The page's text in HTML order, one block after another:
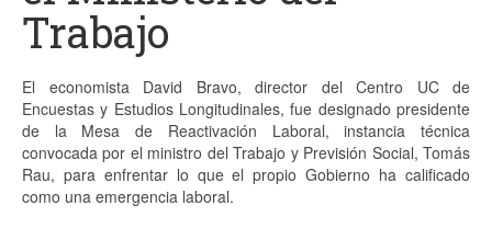
Noticias
Proyectos
Análisis
Contacto
Trabajo
El economista David Bravo, director del Centro UC de
Encuestas y Estudios Longitudinales, fue designado presidente
de la Mesa de Reactivación Laboral, instancia técnica
convocada por el ministro del Trabajo y Previsión Social, Tomás
Rau, para enfrentar lo que el propio Gobierno ha calificado
como una emergencia laboral.